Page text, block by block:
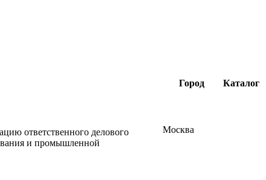
Город Каталог
ответственного делового
и промышленной
Москва